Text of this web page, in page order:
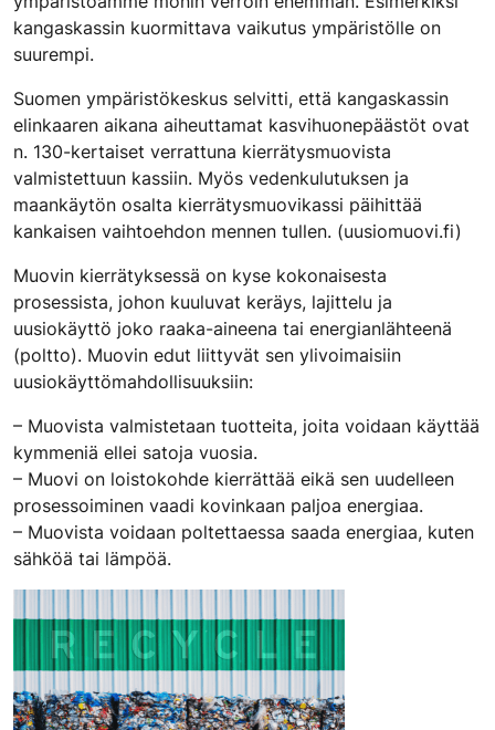
kangaskassin kuormittava vaikutus ympäristölle on
suurempi.
Suomen ympäristökeskus selvitti, että kangaskassin
elinkaaren aikana aiheuttamat kasvihuonepäästöt ovat
n. 130-kertaiset verrattuna kierrätysmuovista
valmistettuun kassiin. Myös vedenkulutuksen ja
maankäytön osalta kierrätysmuovikassi päihittää
kankaisen vaihtoehdon mennen tullen. (uusiomuovi.fi)
Muovin kierrätyksessä on kyse kokonaisesta
prosessista, johon kuuluvat keräys, lajittelu ja
uusiokäyttö joko raaka-aineena tai energianlähteenä
(poltto). Muovin edut liittyvät sen ylivoimaisiin
uusiokäyttömahdollisuuksiin:
– Muovista valmistetaan tuotteita, joita voidaan käyttää
kymmeniä ellei satoja vuosia.
– Muovi on loistokohde kierrättää eikä sen uudelleen
prosessoiminen vaadi kovinkaan paljoa energiaa.
– Muovista voidaan poltettaessa saada energiaa, kuten
sähköä tai lämpöä.